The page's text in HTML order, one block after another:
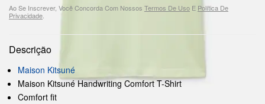
Ao Se Inscrever, Você Concorda Com Nossos Termos De Uso E Política De
Privacidade
Descrição
Maison Kitsuné
Maison Kitsuné Handwriting Comfort T-Shirt
Comfort fit